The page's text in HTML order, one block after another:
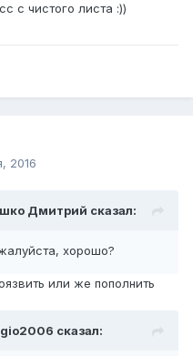
с чистого листа :))
2016
Дмитрий сказал:
хорошо?
или же пополнить
сказал: